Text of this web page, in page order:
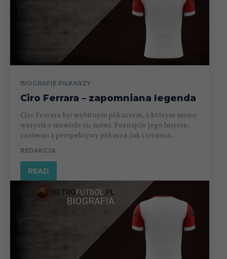
BIOGRAFIE PIŁKARZY
Ciro Ferrara – zapomniana legenda
Ciro Ferrara był wybitnym piłkarzem, o którym mimo
wszystko niewiele się mówi. Poznajcie jego historię,
zarówno z perspektywy piłkarza, jak i trenera.
REDAKCJA
READ